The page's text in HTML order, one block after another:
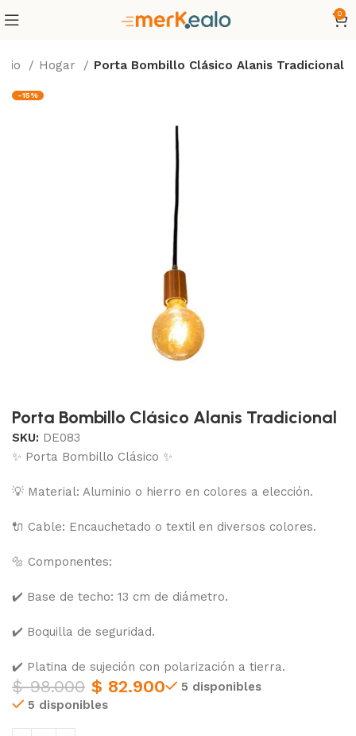
0
Hogar Porta Bombillo Clásico Alanis Tradicional
-15%
Porta Bombillo Clásico Alanis Tradicional
SKU: DE083
✨ Porta Bombillo Clásico ✨
💡 Material: Aluminio o hierro en colores a elección.
🔌 Cable: Encauchetado o textil en diversos colores.
🔩 Componentes:
✔️ Base de techo: 13 cm de diámetro.
✔️ Boquilla de seguridad.
✔️ Platina de sujeción con polarización a tierra.
$98.000 $ 82.900
5 disponibles
5 disponibles